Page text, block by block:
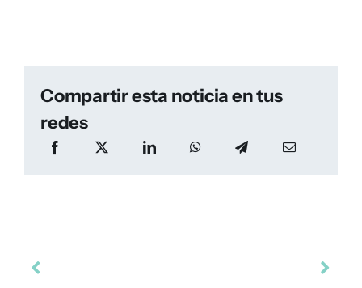
Compartir esta noticia en tus
redes